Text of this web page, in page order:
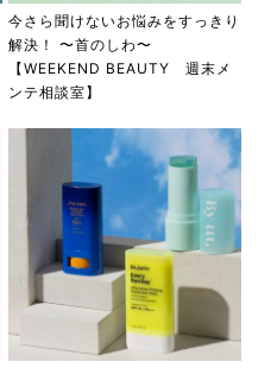
今さら聞けないお悩みをすっきり
解決！ 〜首のしわ〜
【WEEKEND BEAUTY 週末メ
ンテ相談室】